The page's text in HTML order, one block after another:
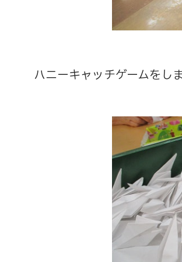
ハニーキャッチゲームをし